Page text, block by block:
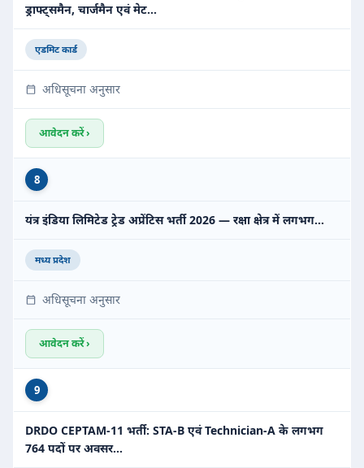
ड्राफ्ट्समैन, चार्जमैन एवं मेट…
एडमिट कार्ड
अधिसूचना अनुसार
आवेदन करें ›
8
यंत्र इंडिया लिमिटेड ट्रेड अप्रेंटिस भर्ती 2026 — रक्षा क्षेत्र में लगभग…
मध्य प्रदेश
अधिसूचना अनुसार
आवेदन करें ›
9
DRDO CEPTAM-11 भर्ती: STA-B एवं Technician-A के लगभग
764 पदों पर अवसर…